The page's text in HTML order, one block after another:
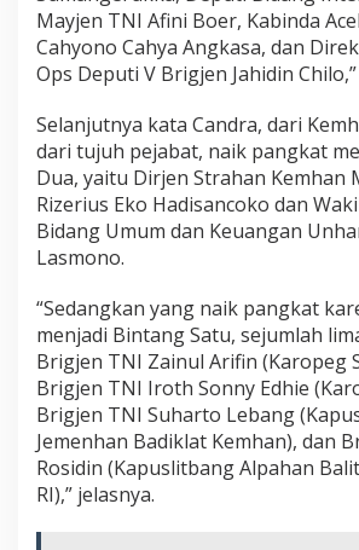
Mayjen TNI Afini Boer, Kabinda
Cahyono Cahya Angkasa, dan
Ops Deputi V Brigjen Jahidin
Selanjutnya kata Candra, dari
dari tujuh pejabat, naik pangkat
Dua, yaitu Dirjen Strahan Kemhan
Rizerius Eko Hadisancoko dan
Bidang Umum dan Keuangan
Lasmono.
“Sedangkan yang naik pangkat
menjadi Bintang Satu, sejumlah
Brigjen TNI Zainul Arifin (Karopeg
Brigjen TNI Iroth Sonny Edhie
Brigjen TNI Suharto Lebang
Jemenhan Badiklat Kemhan), dan
Rosidin (Kapuslitbang Alpahan
RI),” jelasnya.